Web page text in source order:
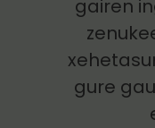
gairen
gure